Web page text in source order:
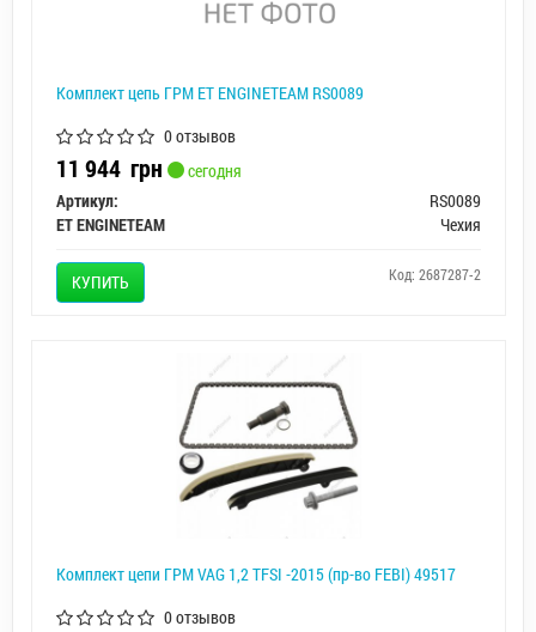
Комплект цепь ГРМ ET ENGINETEAM RS0089
0 отзывов
11 944 грн
сегодня
Артикул:
RS0089
ET ENGINETEAM
Чехия
КУПИТЬ Код: 2687287-2
Комплект цепи ГРМ VAG 1,2 TFSI -2015 (пр-во FEBI) 49517
0 отзывов